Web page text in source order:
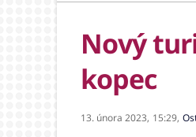
Nový
kopec
13. února 2023, 15:29,